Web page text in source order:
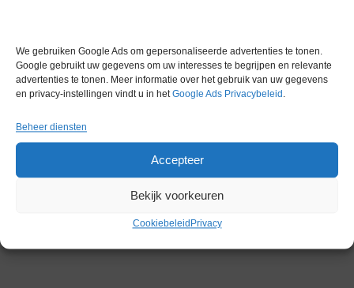
We gebruiken Google Ads om gepersonaliseerde advertenties te tonen.
Google gebruikt uw gegevens om uw interesses te begrijpen en relevante
advertenties te tonen. Meer informatie over het gebruik van uw gegevens
en privacy-instellingen vindt u in hetGoogle Ads Privacybeleid .
Beheer diensten
Accepteer
Bekijk voorkeuren
Cookiebeleid Privacy
Voorraad
LM 19044